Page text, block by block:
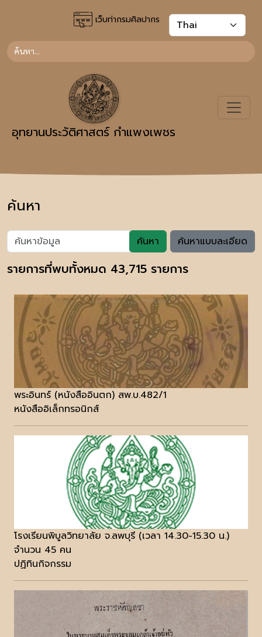
เว็บท่ากรมศิลปากร
อุทยานประวัติศาสตร์ กำแพงเพชร
ค้นหา
ค้นหา ค้นหาแบบละเอียด
รายการที่พบทั้งหมด 43,715 รายการ
พระอินทร์ (หนังสืออินตก) สพ.บ.482/1
หนังสืออิเล็กทรอนิกส์
โรงเรียนพิบูลวิทยาลัย จ.ลพบุรี (เวลา 14.30-15.30 น.)
จำนวน 45 คน
ปฏิทินกิจกรรม